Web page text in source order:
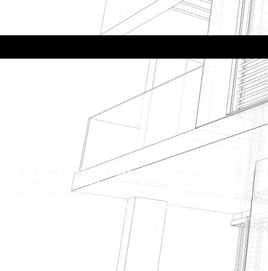
Sie haben bereits ein konkretes Renovierungs­vorhaben?
Rufen Sie uns an oder schreiben Sie uns eine Nachricht über
unser Kontaktformular mit Ihren Fragen und Wünschen. Gerne
beraten wir Sie unverbindlich zu Umfang und Kosten der
notwendigen Arbeiten.